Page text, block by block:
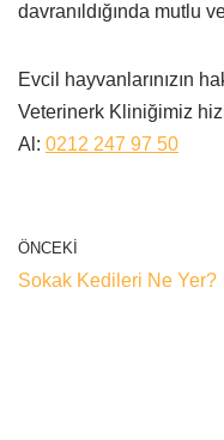
davranıldığında mutlu
Evcil hayvanlarınızın
Veterinerk Kliniğimiz
Al: 0212 247 97 50
ÖNCEKI
Sokak Kedileri Ne Yer?